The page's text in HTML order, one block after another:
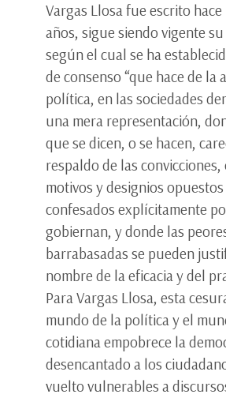
Vargas Llosa fue escrito
años, sigue siendo vigente
según el cual se ha
de consenso “que hace de la
política, en las sociedades
una mera representación,
que se dicen, o se hacen,
respaldo de las convicciones,
motivos y designios opuestos
confesados explícitamente
gobiernan, y donde las
barrabasadas se pueden
nombre de la eficacia y del
Para Vargas Llosa, esta
mundo de la política y el
cotidiana empobrece la
desencantado a los
vuelto vulnerables a